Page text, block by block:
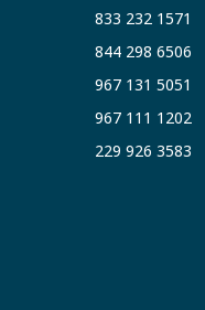
833 232 1571
844 298 6506
967 131 5051
967 111 1202
229 926 3583